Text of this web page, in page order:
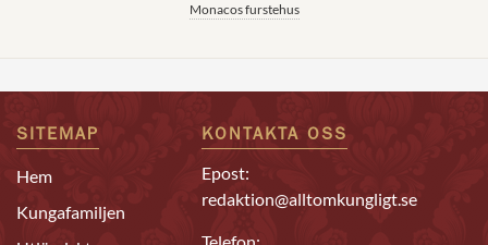
Monacos furstehus
SITEMAP
Hem
Kungafamiljen
KONTAKTA OSS
Epost:
redaktion@alltomkungligt.se